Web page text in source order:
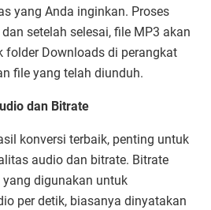
yang Anda inginkan. Proses
setelah selesai, file MP3 akan
folder Downloads di perangkat
file yang telah diunduh.
dan Bitrate
konversi terbaik, penting untuk
audio dan bitrate. Bitrate
digunakan untuk
per detik, biasanya dinyatakan